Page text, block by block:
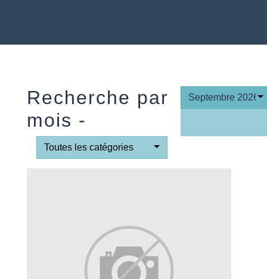
Recherche par
mois -
Septembre 2026
Toutes les catégories